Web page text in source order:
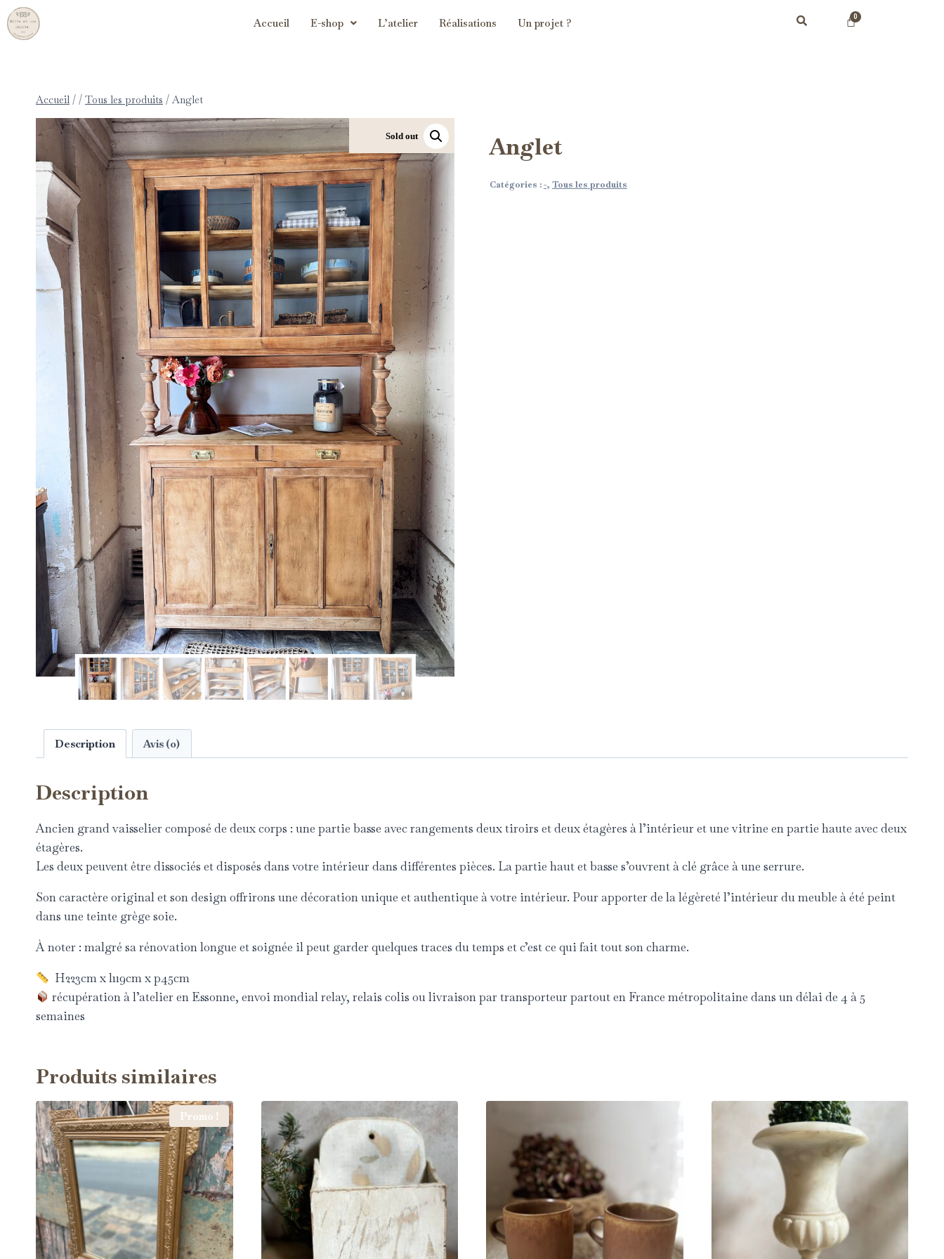
Accueil E-shop L’atelier Réalisations Un projet ?
Accueil / / Tous les produits / Anglet
Sold out Anglet
Catégories :-, Tous les produits
Description Avis (0)
Description
Ancien grand vaisselier composé de deux corps : une partie basse avec rangements deux tiroirs et deux étagères à l’intérieur et une vitrine en partie haute avec deux
étagères.
Les deux peuvent être dissociés et disposés dans votre intérieur dans différentes pièces. La partie haut et basse s’ouvrent à clé grâce à une serrure.
Son caractère original et son design offrirons une décoration unique et authentique à votre intérieur. Pour apporter de la légèreté l’intérieur du meuble à été peint
dans une teinte grège soie.
À noter : malgré sa rénovation longue et soignée il peut garder quelques traces du temps et c’est ce qui fait tout son charme.
H223cm x l119cm x p45cm
récupération à l’atelier en Essonne, envoi mondial relay, relais colis ou livraison par transporteur partout en France métropolitaine dans un délai de 4 à 5
semaines
Produits similaires
Promo !